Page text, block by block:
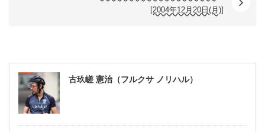
[2004年12月20日(月)]
古玖嵯 憲治（フルクサ ノリハル）